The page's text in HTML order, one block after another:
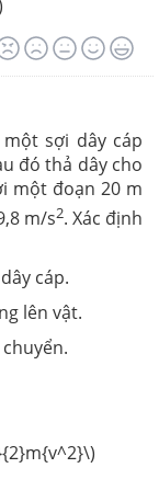
sợi dây cáp
đó thả dây cho
một đoạn 20 m
m/s2. Xác định
cáp.
lên vật.